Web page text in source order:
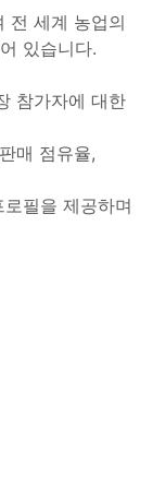
전 세계 농업의
있습니다.
참가자에 대한
매 점유율,
필을 제공하며